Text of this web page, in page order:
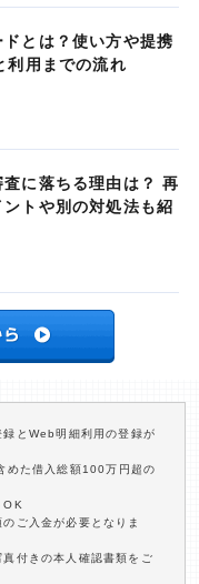
とは？使い方や提携
利用までの流れ
査に落ちる理由は？ 再
トや別の対処法も紹
とWeb明細利用の登録が
めた借入総額100万円超の
OK
ご入金が必要となりま
付きの本人確認書類をご